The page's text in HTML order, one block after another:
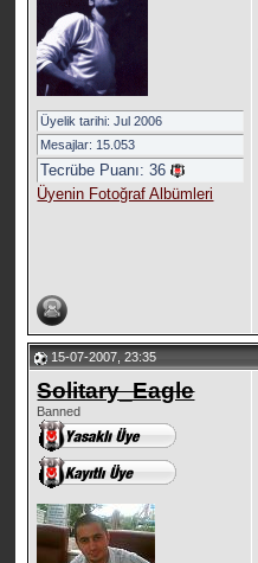
Üyelik tarihi: Jul 2006
Mesajlar: 15.053
Tecrübe Puanı:36
Üyenin Fotoğraf Albümleri
15-07-2007, 23:35
Solitary_Eagle
Banned